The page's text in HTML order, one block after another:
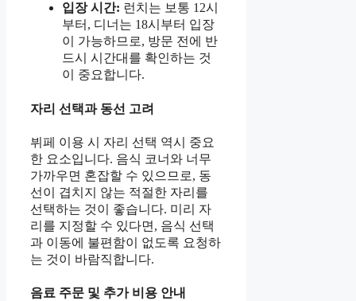
입장 시간: 런치는 보통 12시
부터, 디너는 18시부터 입장
이 가능하므로, 방문 전에 반
드시 시간대를 확인하는 것
이 중요합니다.
자리 선택과 동선 고려
뷔페 이용 시 자리 선택 역시 중요
한 요소입니다. 음식 코너와 너무
가까우면 혼잡할 수 있으므로, 동
선이 겹치지 않는 적절한 자리를
선택하는 것이 좋습니다. 미리 자
리를 지정할 수 있다면, 음식 선택
과 이동에 불편함이 없도록 요청하
는 것이 바람직합니다.
음료 주문 및 추가 비용 안내